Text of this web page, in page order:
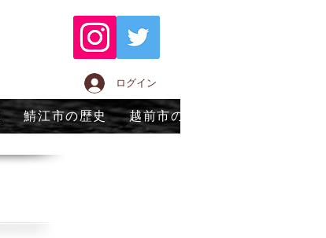
ログイン
鯖江市の歴史 越前市の歴史